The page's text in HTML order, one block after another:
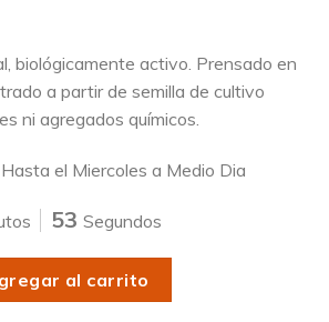
biológicamente activo. Prensado en
a partir de semilla de cultivo
ni agregados químicos.
el Miercoles a Medio Dia
53 Segundos
al carrito